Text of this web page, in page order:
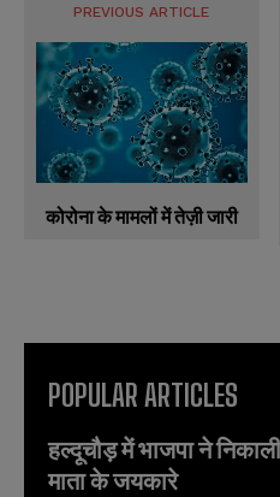
PREVIOUS ARTICLE
कोरोना के मामलों में तेज़ी जारी
POPULAR ARTICLES
हल्दूचौड़ में भाजपा ने
माता के जयकारे